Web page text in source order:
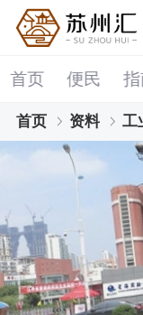
首页 便民
首页 资料 工